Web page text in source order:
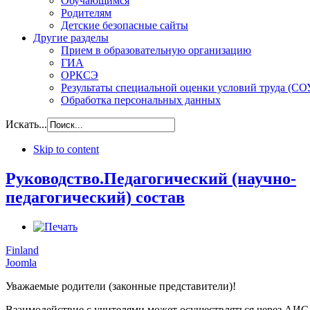
Родителям
Детские безопасные сайты
Другие разделы
Прием в образовательную организацию
ГИА
ОРКСЭ
Результаты специальной оценки условий труда
Обработка персональных данных
Искать...
Skip to content
Руководство.Педагогический (научно-
педагогический) состав
Finland
Joomla
Уважаемые родители (законные представители)!